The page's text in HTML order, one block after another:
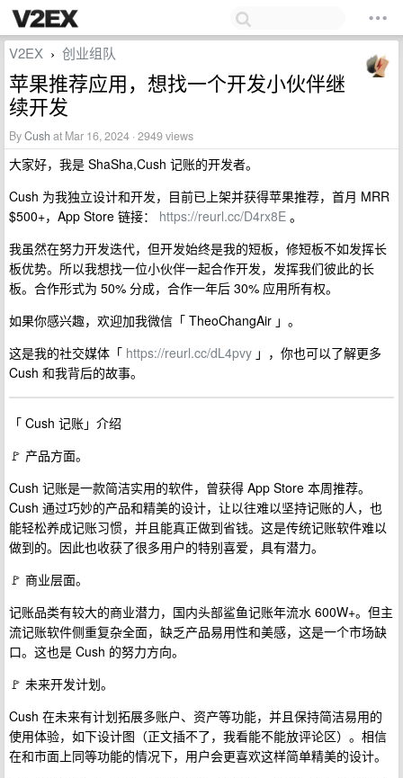
V2EX › 创业组队
苹果推荐应用，想找一个开发小伙伴继
续开发
ByCush at Mar 16, 2024 · 2949 views
大家好，我是 ShaSha,Cush 记账的开发者。
Cush 为我独立设计和开发，目前已上架并获得苹果推荐，首月 MRR
$500+，App Store 链接： https://reurl.cc/D4rx8E 。
我虽然在努力开发迭代，但开发始终是我的短板，修短板不如发挥长
板优势。所以我想找一位小伙伴一起合作开发，发挥我们彼此的长
板。合作形式为 50% 分成，合作一年后 30% 应用所有权。
如果你感兴趣，欢迎加我微信「 TheoChangAir 」。
这是我的社交媒体「 https://reurl.cc/dL4pvy 」，你也可以了解更多
Cush 和我背后的故事。
「 Cush 记账」介绍
🚩 产品方面。
Cush 记账是一款简洁实用的软件，曾获得 App Store 本周推荐。
Cush 通过巧妙的产品和精美的设计，让以往难以坚持记账的人，也
能轻松养成记账习惯，并且能真正做到省钱。这是传统记账软件难以
做到的。因此也收获了很多用户的特别喜爱，具有潜力。
🚩 商业层面。
记账品类有较大的商业潜力，国内头部鲨鱼记账年流水 600W+。但主
流记账软件侧重复杂全面，缺乏产品易用性和美感，这是一个市场缺
口。这也是 Cush 的努力方向。
🚩 未来开发计划。
Cush 在未来有计划拓展多账户、资产等功能，并且保持简洁易用的
使用体验，如下设计图（正文插不了，我看能不能放评论区）。相信
在和市面上同等功能的情况下，用户会更喜欢这样简单精美的设计。